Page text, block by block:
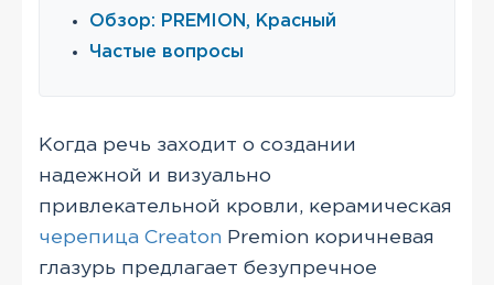
Обзор: PREMION, Красный
Частые вопросы
Когда речь заходит о создании
надежной и визуально
привлекательной кровли, керамическая
черепица Creaton Premion коричневая
глазурь предлагает безупречное